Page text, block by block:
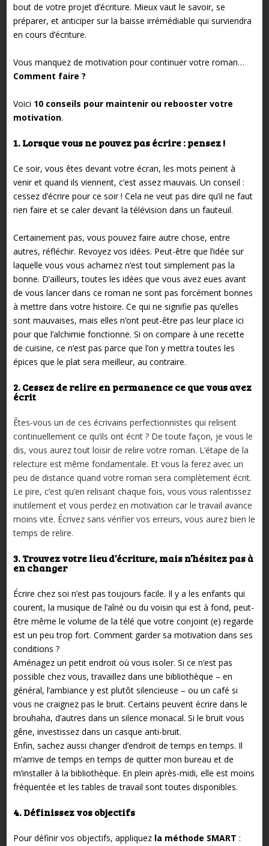
bout de votre projet d’écriture. Mieux vaut le savoir, se
préparer, et anticiper sur la baisse irrémédiable qui surviendra
en cours d’écriture.
Vous manquez de motivation pour continuer votre roman…
Comment faire ?
Voici 10 conseils pour maintenir ou rebooster votre
motivation.
1. Lorsque vous ne pouvez pas écrire : pensez !
Ce soir, vous êtes devant votre écran, les mots peinent à
venir et quand ils viennent, c’est assez mauvais. Un conseil :
cessez d’écrire pour ce soir ! Cela ne veut pas dire qu’il ne faut
rien faire et se caler devant la télévision dans un fauteuil.
Certainement pas, vous pouvez faire autre chose, entre
autres, réfléchir. Revoyez vos idées. Peut-être que l’idée sur
laquelle vous vous acharnez n’est tout simplement pas la
bonne. D’ailleurs, toutes les idées que vous avez eues avant
de vous lancer dans ce roman ne sont pas forcément bonnes
à mettre dans votre histoire. Ce qui ne signifie pas qu’elles
sont mauvaises, mais elles n’ont peut-être pas leur place ici
pour que l’alchimie fonctionne. Si on compare à une recette
de cuisine, ce n’est pas parce que l’on y mettra toutes les
épices que le plat sera meilleur, au contraire.
2. Cessez de relire en permanence ce que vous avez
écrit
Êtes-vous un de ces écrivains perfectionnistes qui relisent
continuellement ce qu’ils ont écrit ? De toute façon, je vous le
dis, vous aurez tout loisir de relire votre roman. L’étape de la
relecture est même fondamentale. Et vous la ferez avec un
peu de distance quand votre roman sera complètement écrit.
Le pire, c’est qu’en relisant chaque fois, vous vous ralentissez
inutilement et vous perdez en motivation car le travail avance
moins vite. Écrivez sans vérifier vos erreurs, vous aurez bien le
temps de relire.
3. Trouvez votre lieu d’écriture, mais n’hésitez pas à
en changer
Écrire chez soi n’est pas toujours facile. Il y a les enfants qui
courent, la musique de l’aîné ou du voisin qui est à fond, peut-
être même le volume de la télé que votre conjoint (e) regarde
est un peu trop fort. Comment garder sa motivation dans ses
conditions ?
Aménagez un petit endroit où vous isoler. Si ce n’est pas
possible chez vous, travaillez dans une bibliothèque – en
général, l’ambiance y est plutôt silencieuse – ou un café si
vous ne craignez pas le bruit. Certains peuvent écrire dans le
brouhaha, d’autres dans un silence monacal. Si le bruit vous
gêne, investissez dans un casque anti-bruit.
Enfin, sachez aussi changer d’endroit de temps en temps. Il
m’arrive de temps en temps de quitter mon bureau et de
m’installer à la bibliothèque. En plein après-midi, elle est moins
fréquentée et les tables de travail sont toutes disponibles.
4. Définissez vos objectifs
Pour définir vos objectifs, appliquez la méthode SMART :